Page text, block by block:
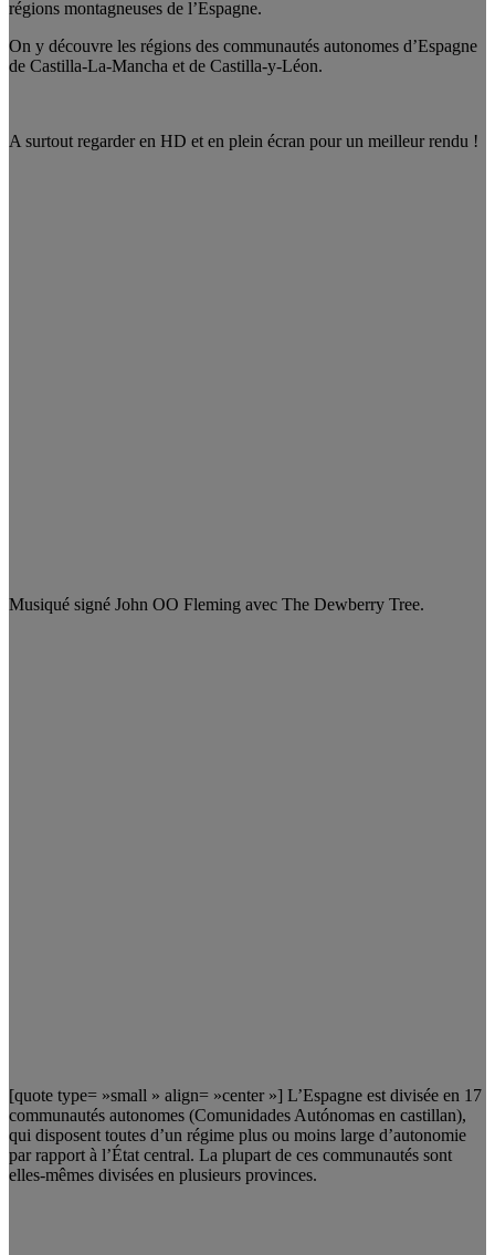
régions montagneuses de l’Espagne.
On y découvre les régions des communautés autonomes d’Espagne
de Castilla-La-Mancha et de Castilla-y-Léon.
A surtout regarder en HD et en plein écran pour un meilleur rendu !
Musiqué signé John OO Fleming avec The Dewberry Tree.
[quote type= »small » align= »center »] L’Espagne est divisée en 17
communautés autonomes (Comunidades Autónomas en castillan),
qui disposent toutes d’un régime plus ou moins large d’autonomie
par rapport à l’État central. La plupart de ces communautés sont
elles-mêmes divisées en plusieurs provinces.